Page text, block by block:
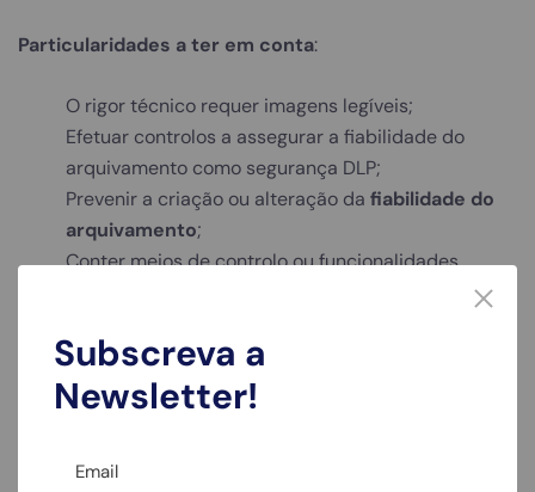
Particularidades a ter em conta:
O rigor técnico requer imagens legíveis;
Efetuar controlos a assegurar a fiabilidade do
arquivamento como segurança DLP;
Prevenir a criação ou alteração da fiabilidade do
arquivamento;
Conter meios de controlo ou funcionalidades
destinadas a criação indevida, bem como evitar a
A Denominação e organização deve ser sequencial
por forma a permitir a procura de imagem de um
documento, mediante a identidade;
ser destruídos originais ou recebidos em papel;
Subscreva a
Newsletter!